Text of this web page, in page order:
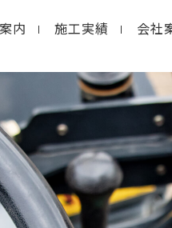
内 施工実績 会社
public_html/